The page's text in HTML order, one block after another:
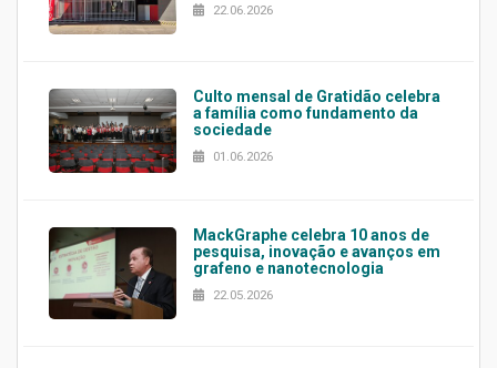
22.06.2026
Culto mensal de Gratidão celebra
a família como fundamento da
sociedade
01.06.2026
MackGraphe celebra 10 anos de
pesquisa, inovação e avanços em
grafeno e nanotecnologia
22.05.2026